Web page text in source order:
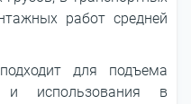
работ средней
для подъема
и использования в